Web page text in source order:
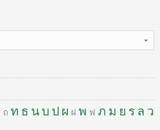
ถ ท ธ นบ ป ผ ฝ พ ฟ ภ ม ย ร ล ว